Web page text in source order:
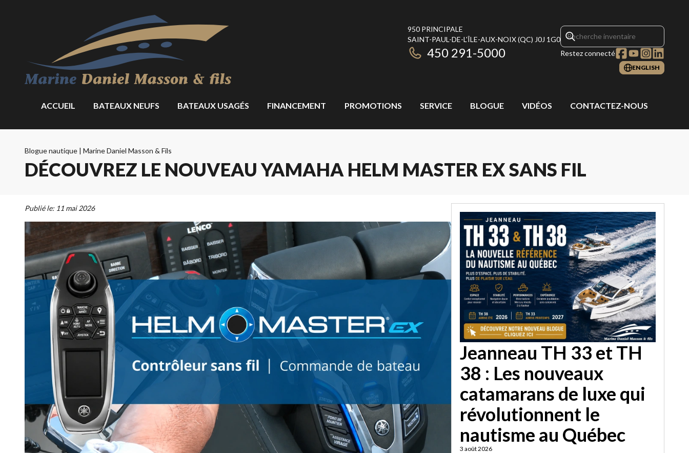
950 PRINCIPALE
SAINT-PAUL-DE-L'ÎLE-AUX-NOIX(QC) J0J 1G0
450 291-5000 Restez connecté
ENGLISH
ACCUEIL BATEAUX NEUFS BATEAUX USAGÉS FINANCEMENT PROMOTIONS SERVICE BLOGUE VIDÉOS CONTACTEZ-NOUS
Blogue nautique | Marine Daniel Masson & Fils
DÉCOUVREZ LE NOUVEAU YAMAHA HELM MASTER EX SANS FIL
Publié le: 11 mai 2026
Jeanneau TH 33 et TH
38 : Les nouveaux
catamarans de luxe qui
révolutionnent le
nautisme au Québec
3 août 2026